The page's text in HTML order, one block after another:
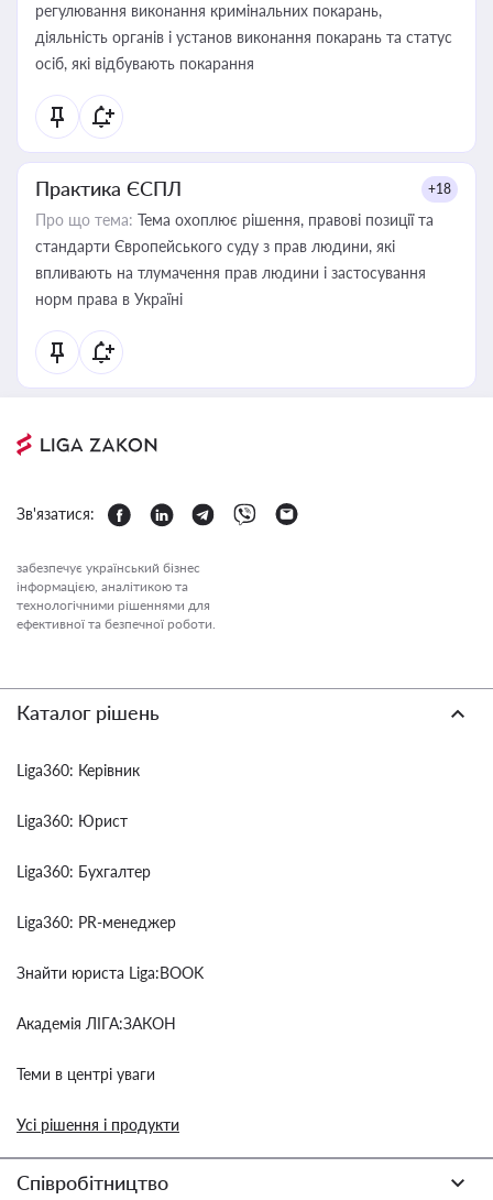
регулювання виконання кримінальних покарань,
діяльність органів і установ виконання покарань та статус
осіб, які відбувають покарання
Практика ЄСПЛ +18
Про що тема: Тема охоплює рішення, правові позиції та
стандарти Європейського суду з прав людини, які
впливають на тлумачення прав людини і застосування
норм права в Україні
Зв'язатися:
забезпечує український бізнес
інформацією, аналітикою та
технологічними рішеннями для
ефективної та безпечної роботи.
Каталог рішень
Liga360: Керівник
Liga360: Юрист
Liga360: Бухгалтер
Liga360: PR-менеджер
Знайти юриста Liga:BOOK
Академія ЛІГА:ЗАКОН
Теми в центрі уваги
Усі рішення і продукти
Співробітництво